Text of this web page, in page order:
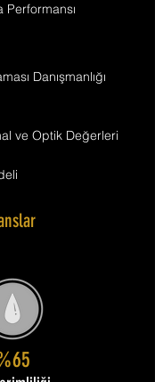
Performansı
Danışmanlığı
ve Optik Değerleri